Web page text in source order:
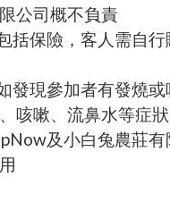
公司概不負責
括保險，客人需自
發現參加者有發燒
咳嗽、流鼻水等症
及小白兔農莊有